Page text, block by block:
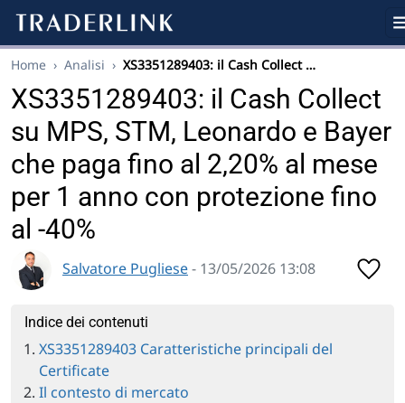
Home › Analisi › XS3351289403: il Cash Collect …
XS3351289403: il Cash Collect
su MPS, STM, Leonardo e Bayer
che paga fino al 2,20% al mese
per 1 anno con protezione fino
al -40%
Salvatore Pugliese- 13/05/2026 13:08
Indice dei contenuti
XS3351289403 Caratteristiche principali del
Certificate
Il contesto di mercato